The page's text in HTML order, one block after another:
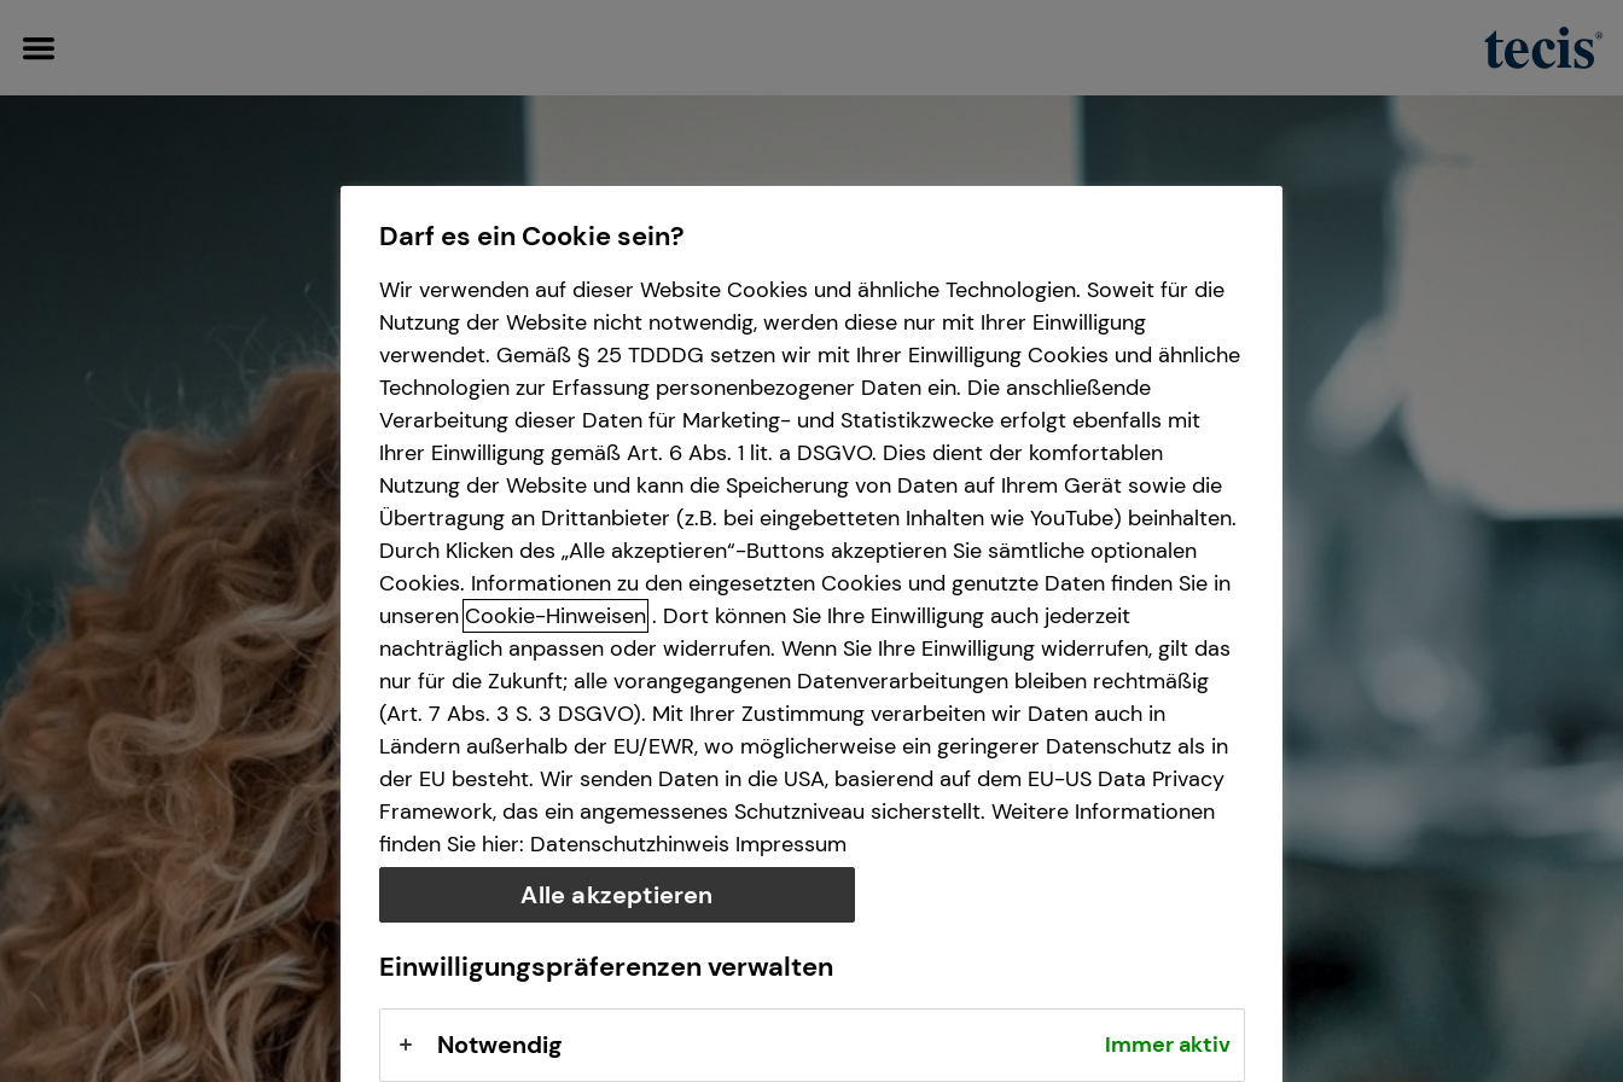
Immobilienfinanzierung
Kapitalanlage Immobilien
Altersvorsorge
Betriebliche Altersvorsorge
Arbeitskraftabsicherung
Private Krankenvorsorge
Gewerbliche Versicherungen
Spezialisten-Netzwerk
Schadenabwicklung
Initiativbewerbung
Darf es ein Cookie sein?
Wir verwenden auf dieser Website Cookies und ähnliche Technologien. Soweit für die
Nutzung der Website nicht notwendig, werden diese nur mit Ihrer Einwilligung
verwendet. Gemäß § 25 TDDDG setzen wir mit Ihrer Einwilligung Cookies und ähnliche
Technologien zur Erfassung personenbezogener Daten ein. Die anschließende
Verarbeitung dieser Daten für Marketing- und Statistikzwecke erfolgt ebenfalls mit
Ihrer Einwilligung gemäß Art. 6 Abs. 1 lit. a DSGVO. Dies dient der komfortablen
Nutzung der Website und kann die Speicherung von Daten auf Ihrem Gerät sowie die
Übertragung an Drittanbieter (z.B. bei eingebetteten Inhalten wie YouTube) beinhalten.
Durch Klicken des „Alle akzeptieren“-Buttons akzeptieren Sie sämtliche optionalen
Cookies. Informationen zu den eingesetzten Cookies und genutzte Daten finden Sie in
unseren Cookie-Hinweisen . Dort können Sie Ihre Einwilligung auch jederzeit
nachträglich anpassen oder widerrufen. Wenn Sie Ihre Einwilligung widerrufen, gilt das
nur für die Zukunft; alle vorangegangenen Datenverarbeitungen bleiben rechtmäßig
(Art. 7 Abs. 3 S. 3 DSGVO). Mit Ihrer Zustimmung verarbeiten wir Daten auch in
Ländern außerhalb der EU/EWR, wo möglicherweise ein geringerer Datenschutz als in
der EU besteht. Wir senden Daten in die USA, basierend auf dem EU-US Data Privacy
Framework, das ein angemessenes Schutzniveau sicherstellt. Weitere Informationen
finden Sie hier: Datenschutzhinweis Impressum
Alle akzeptieren
Einwilligungspräferenzen verwalten
Notwendig Immer aktiv